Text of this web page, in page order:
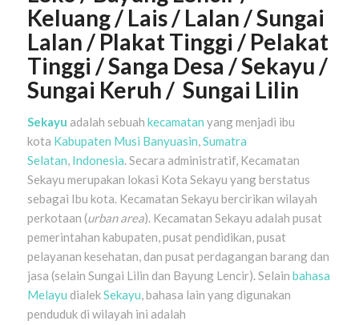
Keluang / Lais / Lalan / Sungai
Lalan / Plakat Tinggi / Pelakat
Tinggi / Sanga Desa / Sekayu /
Sungai Keruh / Sungai Lilin
Sekayu adalah sebuah kecamatan yang menjadi ibu
kota Kabupaten Musi Banyuasin,Sumatra
Selatan, Indonesia. Secara administratif, Kecamatan
Sekayu merupakan lokasi Kota Sekayu yang berstatus
sebagai Ibu kota. Kecamatan Sekayu bercirikan wilayah
perkotaan (urban area). Kecamatan Sekayu adalah pusat
pemerintahan kabupaten, pusat pendidikan, pusat
pelayanan kesehatan, dan pusat perdagangan barang dan
jasa (selain Sungai Lilin dan Bayung Lencir). Selain bahasa
Melayu dialekSekayu, bahasa lain yang digunakan
penduduk di wilayah ini adalah